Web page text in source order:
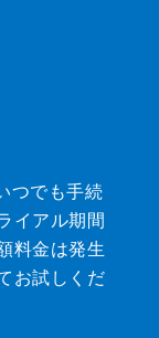
つでも手続
イアル期間
料金は発生
お試しくだ